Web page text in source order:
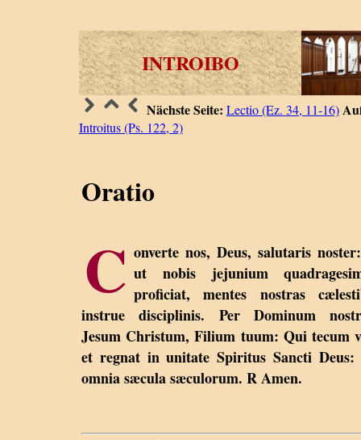
INTROIBO
Nächste Seite: Lectio (Ez. 34, 11-16)
Introitus (Ps. 122, 2)
Oratio
C onverte nos, Deus, salutaris
ut nobis jejunium
proficiat, mentes nostras
instrue disciplinis. Per Dominum
Jesum Christum, Filium tuum: Qui tecum
et regnat in unitate Spiritus Sancti Deus:
omnia sæcula sæculorum. R Amen.